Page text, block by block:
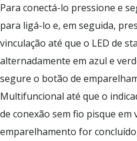
Para conectá-lo pressione e
para ligá-lo e, em seguida,
vinculação até que o LED de
alternadamente em azul e
segure o botão de
Multifuncional até que o
de conexão sem fio pisque em
emparelhamento for